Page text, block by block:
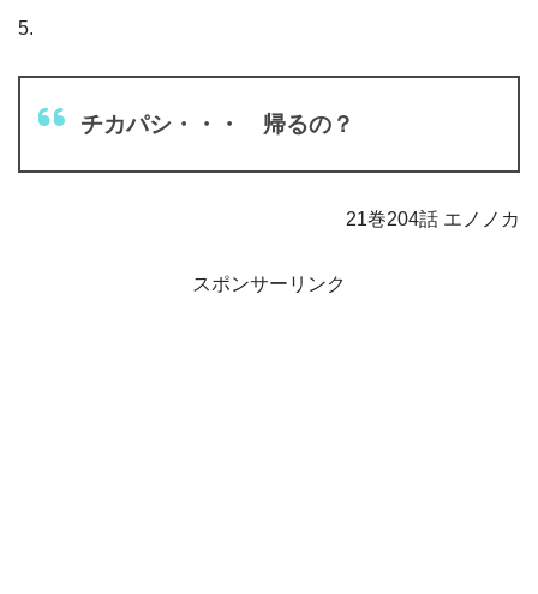
5.
チカパシ・・・ 帰るの？
21巻204話 エノノカ
スポンサーリンク